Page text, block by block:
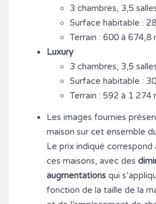
3 chambres, 3,5
Surface habitable :
Terrain : 600 à 674,8
Luxury
3 chambres, 3,5
Surface habitable :
Terrain : 592 à 1 274
Les images fournies
maison sur cet ensemble
Le prix indiqué
ces maisons, avec des
augmentations qui
fonction de la taille de la